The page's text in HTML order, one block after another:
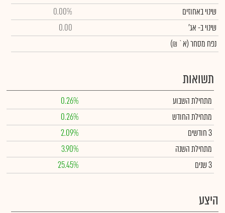
שינוי באחוזים
0.00%
שינויב- אג'
0.00
נפח מסחר(א` ₪)
תשואות
מתחילת השבוע
0.26%
מתחילת החודש
0.26%
3 חודשים
2.09%
מתחילת השנה
3.90%
3 שנים
25.45%
היצע